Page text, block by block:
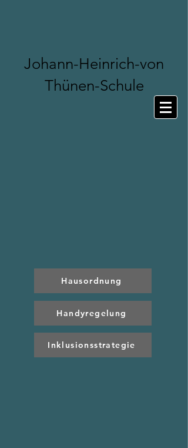
Johann-Heinrich-von
Thünen-Schule
Hausordnung
Handyregelung
Inklusionsstrategie